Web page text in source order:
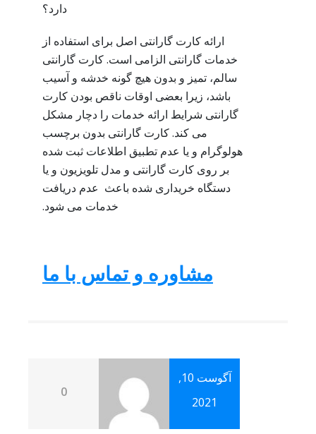
دارد؟
ارائه کارت گارانتی اصل برای استفاده از
خدمات گارانتی الزامی است. کارت گارانتی
سالم، تمیز و بدون هیچ گونه خدشه و آسیب
باشد، زیرا بعضی اوقات ناقص بودن کارت
گارانتی شرایط ارائه خدمات را دچار مشکل
می کند. کارت گارانتی بدون برچسب
هولوگرام و یا عدم تطبیق اطلاعات ثبت شده
بر روی کارت گارانتی و مدل تلویزیون و یا
دستگاه خریداری شده باعث عدم دریافت
خدمات می شود.
مشاوره و تماس با ما
آگوست 10,
2021
0